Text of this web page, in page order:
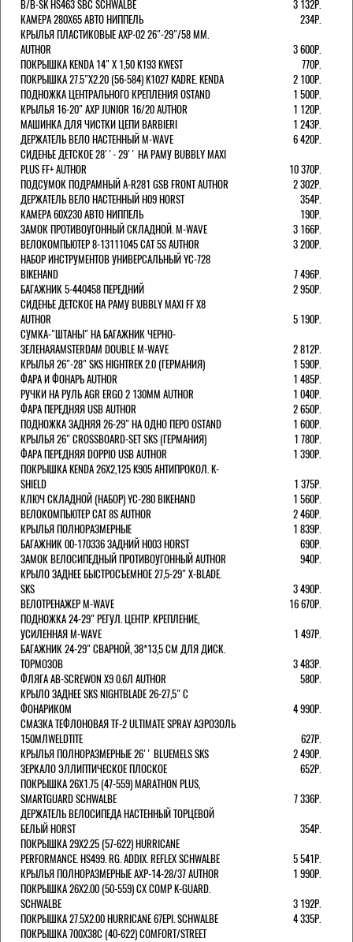
B/B-SK HS463 SBC SCHWALBE
3 132Р.
КАМЕРА 280Х65 АВТО НИППЕЛЬ
234Р.
КРЫЛЬЯ ПЛАСТИКОВЫЕ AXP-02 26"-29"/58 ММ.
AUTHOR
3 600Р.
ПОКРЫШКА KENDA 14" Х 1,50 K193 KWEST
770Р.
ПОКРЫШКА 27.5"Х2.20 (56-584) K1027 KADRE. KENDA
2 100Р.
ПОДНОЖКА ЦЕНТРАЛЬНОГО КРЕПЛЕНИЯ OSTAND
1 500Р.
КРЫЛЬЯ 16-20" AXP JUNIOR 16/20 AUTHOR
1 120Р.
МАШИНКА ДЛЯ ЧИСТКИ ЦЕПИ BARBIERI
1 243Р.
ДЕРЖАТЕЛЬ ВЕЛО НАСТЕННЫЙ M-WAVE
6 420Р.
СИДЕНЬЕ ДЕТСКОЕ 28''- 29'' НА РАМУ BUBBLY MAXI
PLUS FF+ AUTHOR
10 370Р.
ПОДСУМОК ПОДРАМНЫЙ A-R281 GSB FRONT AUTHOR
2 302Р.
ДЕРЖАТЕЛЬ ВЕЛО НАСТЕННЫЙ H09 HORST
354Р.
КАМЕРА 60X230 АВТО НИППЕЛЬ
190Р.
ЗАМОК ПРОТИВОУГОННЫЙ СКЛАДНОЙ. M-WAVE
3 166Р.
ВЕЛОКОМПЬЮТЕР 8-13111045 CAT 5S AUTHOR
3 200Р.
НАБОР ИНСТРУМЕНТОВ УНИВЕРСАЛЬНЫЙ YC-728
BIKEHAND
7 496Р.
БАГАЖНИК 5-440458 ПЕРЕДНИЙ
2 950Р.
СИДЕНЬЕ ДЕТСКОЕ НА РАМУ BUBBLY MAXI FF X8
AUTHOR
5 190Р.
СУМКА-"ШТАНЫ" НА БАГАЖНИК ЧЕРНО-
ЗЕЛЕНАЯAMSTERDAM DOUBLE M-WAVE
2 812Р.
КРЫЛЬЯ 26"-28" SKS HIGHTREK 2.0 (ГЕРМАНИЯ)
1 590Р.
ФАРА И ФОНАРЬ AUTHOR
1 485Р.
РУЧКИ НА РУЛЬ AGR ERGO 2 130ММ AUTHOR
1 040Р.
ФАРА ПЕРЕДНЯЯ USB AUTHOR
2 650Р.
ПОДНОЖКА ЗАДНЯЯ 26-29" НА ОДНО ПЕРО OSTAND
1 600Р.
КРЫЛЬЯ 26" CROSSBOARD-SET SKS (ГЕРМАНИЯ)
1 780Р.
ФАРА ПЕРЕДНЯЯ DOPPIO USB AUTHOR
1 390Р.
ПОКРЫШКА KENDA 26Х2,125 K905 АНТИПРОКОЛ. K-
SHIELD
1 375Р.
КЛЮЧ СКЛАДНОЙ (НАБОР) YC-280 BIKEHAND
1 560Р.
ВЕЛОКОМПЬЮТЕР CAT 8S AUTHOR
2 460Р.
КРЫЛЬЯ ПОЛНОРАЗМЕРНЫЕ
1 839Р.
БАГАЖНИК 00-170336 ЗАДНИЙ H003 HORST
690Р.
ЗАМОК ВЕЛОСИПЕДНЫЙ ПРОТИВОУГОННЫЙ AUTHOR
940Р.
КРЫЛО ЗАДНЕЕ БЫСТРОСЪЕМНОЕ 27,5-29" X-BLADE.
SKS
3 490Р.
ВЕЛОТРЕНАЖЕР M-WAVE
16 670Р.
ПОДНОЖКА 24-29" РЕГУЛ. ЦЕНТР. КРЕПЛЕНИЕ,
УСИЛЕННАЯ M-WAVE
1 497Р.
БАГАЖНИК 24-29" СВАРНОЙ, 38*13,5 СМ ДЛЯ ДИСК.
ТОРМОЗОВ
3 483Р.
ФЛЯГА AB-SCREWON X9 0.6Л AUTHOR
580Р.
КРЫЛО ЗАДНЕЕ SKS NIGHTBLADE 26-27,5" С
ФОНАРИКОМ
4 990Р.
СМАЗКА ТЕФЛОНОВАЯ TF-2 ULTIMATE SPRAY АЭРОЗОЛЬ
150МЛWELDTITE
627Р.
КРЫЛЬЯ ПОЛНОРАЗМЕРНЫЕ 26'' BLUEMELS SKS
2 490Р.
ЗЕРКАЛО ЭЛЛИПТИЧЕСКОЕ ПЛОСКОЕ
652Р.
ПОКРЫШКА 26X1.75 (47-559) MARATHON PLUS,
SMARTGUARD SCHWALBE
7 336Р.
ДЕРЖАТЕЛЬ ВЕЛОCИПЕДА НАСТЕННЫЙ ТОРЦЕВОЙ
БЕЛЫЙ HORST
354Р.
ПОКРЫШКА 29X2.25 (57-622) HURRICANE
PERFORMANCE. HS499. RG. ADDIX. REFLEX SCHWALBE
5 541Р.
КРЫЛЬЯ ПОЛНОРАЗМЕРНЫЕ AXP-14-28/37 AUTHOR
1 990Р.
ПОКРЫШКА 26X2.00 (50-559) CX COMP K-GUARD.
SCHWALBE
3 192Р.
ПОКРЫШКА 27.5X2.00 HURRICANE 67EPI. SCHWALBE
4 335Р.
ПОКРЫШКА 700X38С (40-622) COMFORT/STREET